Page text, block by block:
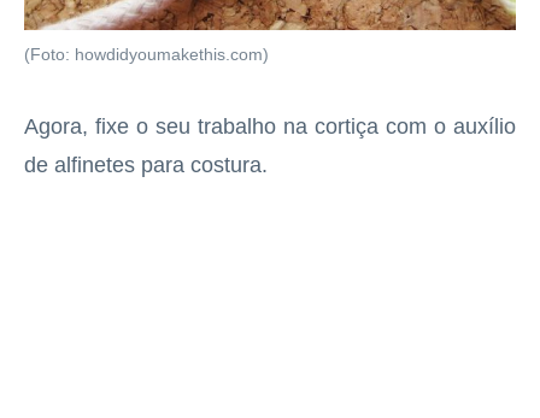
(Foto: howdidyoumakethis.com)
Agora, fixe o seu trabalho na cortiça com o auxílio
de alfinetes para costura.